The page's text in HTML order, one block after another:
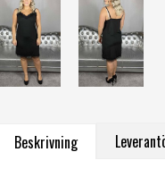
Beskrivning